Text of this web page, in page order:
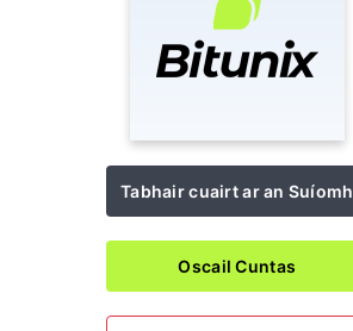
Tabhair cuairt ar an Suíomh
Oscail Cuntas